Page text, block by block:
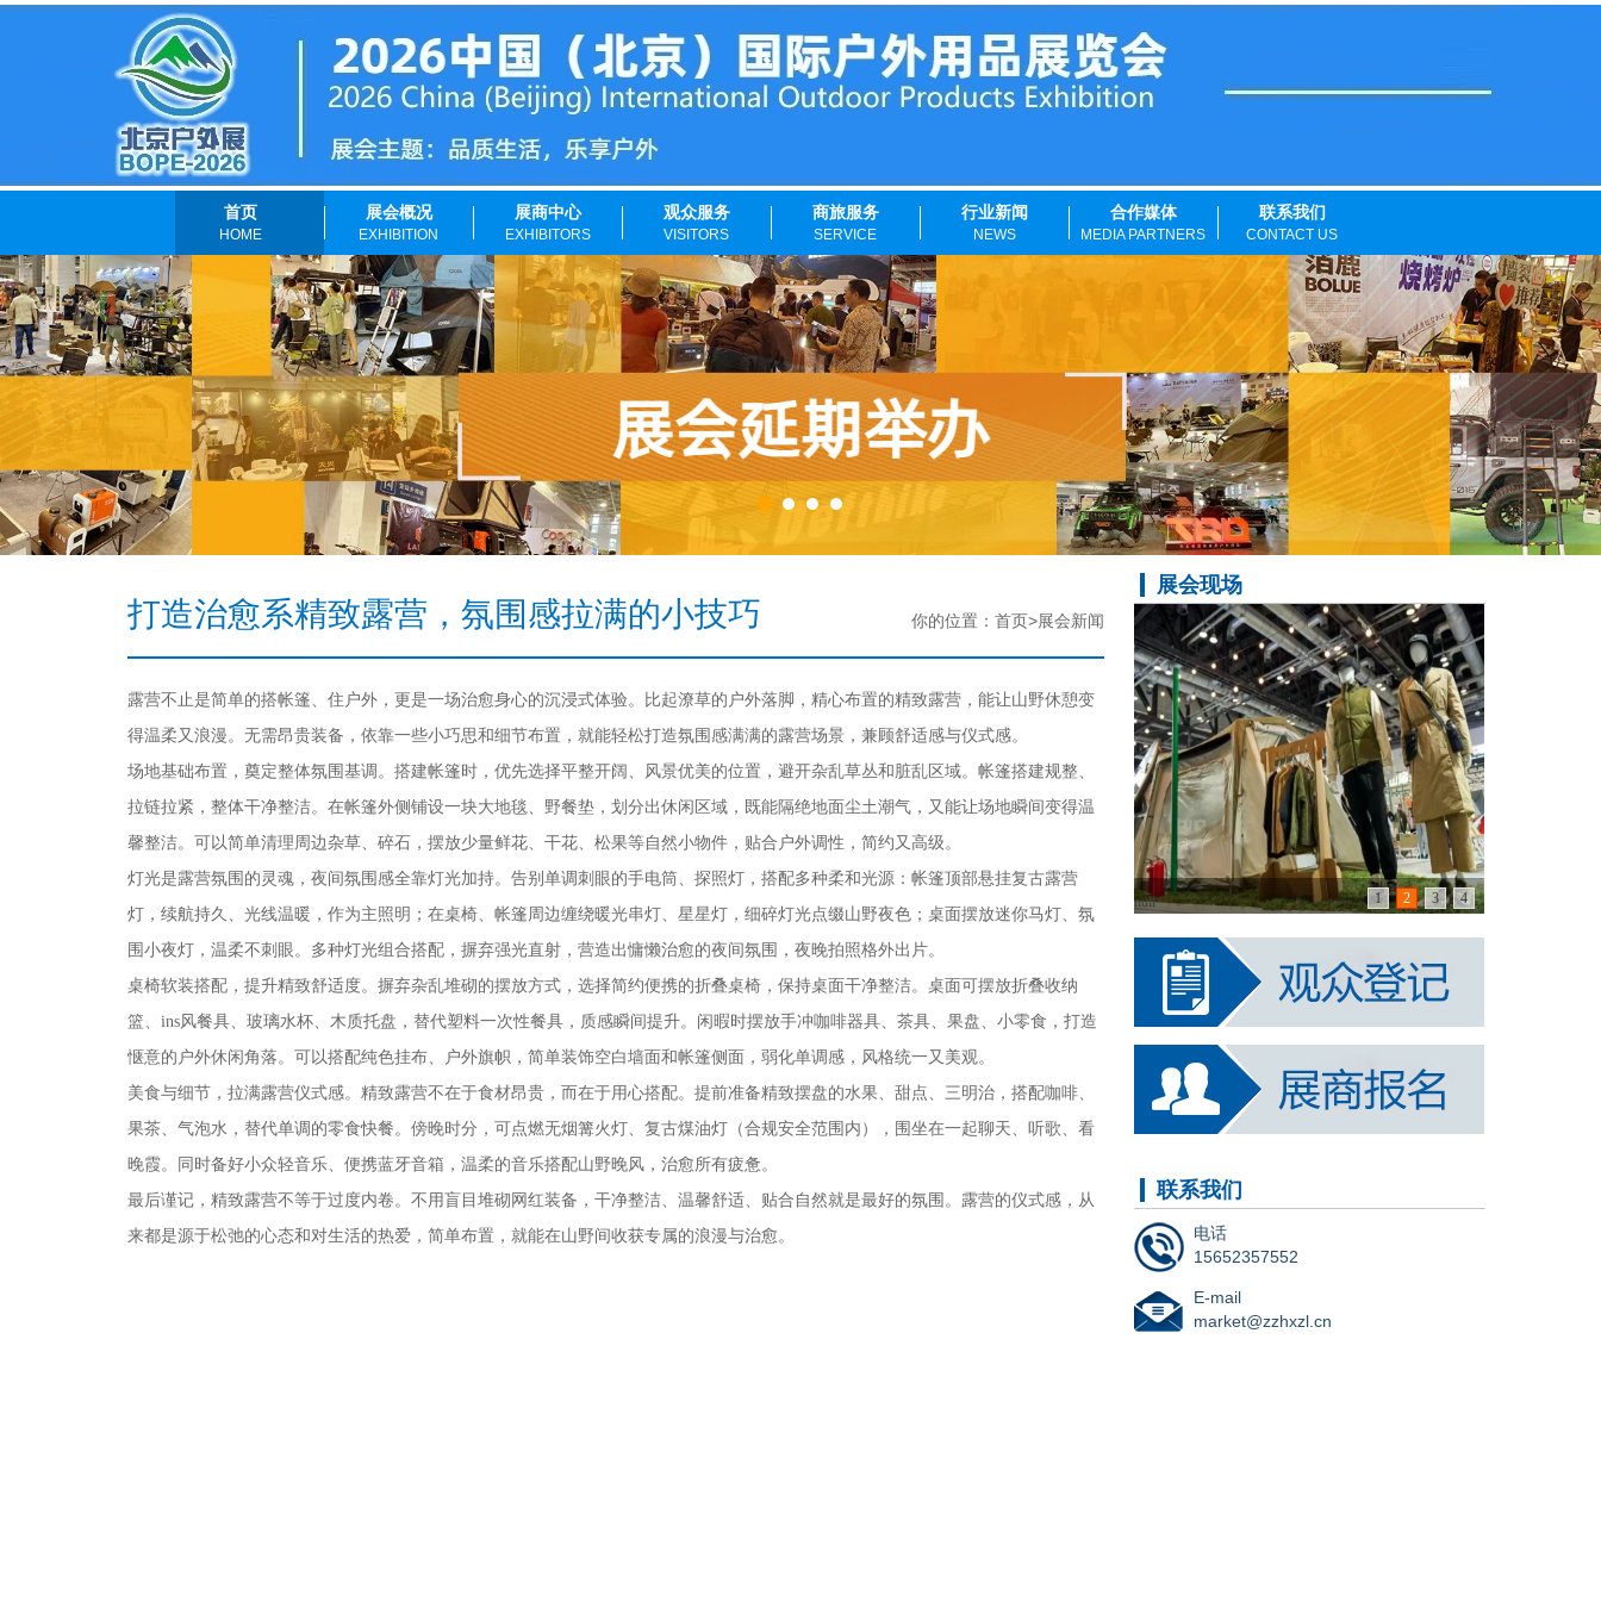
首页
HOME
展会概况
EXHIBITION
展商中心
EXHIBITORS
观众服务
VISITORS
商旅服务
SERVICE
行业新闻
NEWS
合作媒体
MEDIA PARTNERS
联系我们
CONTACT US
展会现场
null 1 2 3 4
联系我们
电话
15652357552
E-mail
market@zzhxzl.cn
打造治愈系精致露营，氛围感拉满的小技巧 你的位置：首页>展会新闻
露营不止是简单的搭帐篷、住户外，更是一场治愈身心的沉浸式体验。比起潦草的户外落脚，精心布置的精致露营，能让山野休憩变
得温柔又浪漫。无需昂贵装备，依靠一些小巧思和细节布置，就能轻松打造氛围感满满的露营场景，兼顾舒适感与仪式感。
场地基础布置，奠定整体氛围基调。搭建帐篷时，优先选择平整开阔、风景优美的位置，避开杂乱草丛和脏乱区域。帐篷搭建规整、
拉链拉紧，整体干净整洁。在帐篷外侧铺设一块大地毯、野餐垫，划分出休闲区域，既能隔绝地面尘土潮气，又能让场地瞬间变得温
馨整洁。可以简单清理周边杂草、碎石，摆放少量鲜花、干花、松果等自然小物件，贴合户外调性，简约又高级。
灯光是露营氛围的灵魂，夜间氛围感全靠灯光加持。告别单调刺眼的手电筒、探照灯，搭配多种柔和光源：帐篷顶部悬挂复古露营
灯，续航持久、光线温暖，作为主照明；在桌椅、帐篷周边缠绕暖光串灯、星星灯，细碎灯光点缀山野夜色；桌面摆放迷你马灯、氛
围小夜灯，温柔不刺眼。多种灯光组合搭配，摒弃强光直射，营造出慵懒治愈的夜间氛围，夜晚拍照格外出片。
桌椅软装搭配，提升精致舒适度。摒弃杂乱堆砌的摆放方式，选择简约便携的折叠桌椅，保持桌面干净整洁。桌面可摆放折叠收纳
篮、ins风餐具、玻璃水杯、木质托盘，替代塑料一次性餐具，质感瞬间提升。闲暇时摆放手冲咖啡器具、茶具、果盘、小零食，打造
惬意的户外休闲角落。可以搭配纯色挂布、户外旗帜，简单装饰空白墙面和帐篷侧面，弱化单调感，风格统一又美观。
美食与细节，拉满露营仪式感。精致露营不在于食材昂贵，而在于用心搭配。提前准备精致摆盘的水果、甜点、三明治，搭配咖啡、
果茶、气泡水，替代单调的零食快餐。傍晚时分，可点燃无烟篝火灯、复古煤油灯（合规安全范围内），围坐在一起聊天、听歌、看
晚霞。同时备好小众轻音乐、便携蓝牙音箱，温柔的音乐搭配山野晚风，治愈所有疲惫。
最后谨记，精致露营不等于过度内卷。不用盲目堆砌网红装备，干净整洁、温馨舒适、贴合自然就是最好的氛围。露营的仪式感，从
来都是源于松弛的心态和对生活的热爱，简单布置，就能在山野间收获专属的浪漫与治愈。